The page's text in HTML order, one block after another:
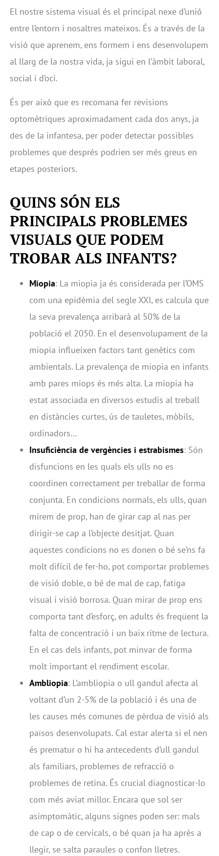
El nostre sistema visual és el principal nexe d’unió
entre l’entorn i nosaltres mateixos. És a través de la
visió que aprenem, ens formem i ens desenvolupem
al llarg de la nostra vida, ja sigui en l’àmbit laboral,
social i d’oci.
És per això que es recomana fer revisions
optomètriques aproximadament cada dos anys, ja
des de la infantesa, per poder detectar possibles
problemes que després podrien ser més greus en
etapes posteriors.
QUINS SÓN ELS
PRINCIPALS PROBLEMES
VISUALS QUE PODEM
TROBAR ALS INFANTS?
Miopia: La miopia ja és considerada per l’OMS
com una epidèmia del segle XXI, es calcula que
la seva prevalença arribarà al 50% de la
població el 2050. En el desenvolupament de la
miopia influeixen factors tant genètics com
ambientals. La prevalença de miopia en infants
amb pares miops és més alta. La miopia ha
estat associada en diversos estudis al treball
en distàncies curtes, ús de tauletes, mòbils,
ordinadors…
Insuficiència de vergències i estrabismes: Són
disfuncions en les quals els ulls no es
coordinen correctament per treballar de forma
conjunta. En condicions normals, els ulls, quan
mirem de prop, han de girar cap al nas per
dirigir-se cap a l’objecte desitjat. Quan
aquestes condicions no es donen o bé se’ns fa
molt difícil de fer-ho, pot comportar problemes
de visió doble, o bé de mal de cap, fatiga
visual i visió borrosa. Quan mirar de prop ens
comporta tant d’esforç, en adults és freqüent la
falta de concentració i un baix ritme de lectura.
En el cas dels infants, pot minvar de forma
molt important el rendiment escolar.
Ambliopia: L’ambliopia o ull gandul afecta al
voltant d’un 2-5% de la població i és una de
les causes més comunes de pèrdua de visió als
països desenvolupats. Cal estar alerta si el nen
és prematur o hi ha antecedents d’ull gandul
als familiars, problemes de refracció o
problemes de retina. És crucial diagnosticar-lo
com més aviat millor. Encara que sol ser
asimptomàtic, alguns signes poden ser: mals
de cap o de cervicals, o bé quan ja ha après a
llegir, se salta paraules o confon lletres.